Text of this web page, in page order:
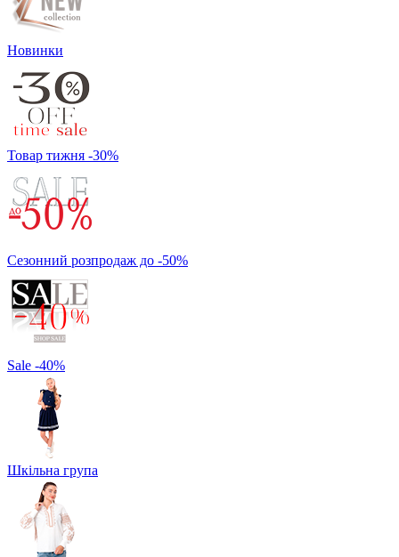
Новинки
Товар тижня -30%
Сезонний розпродаж до -50%
Sale -40%
Шкільна група